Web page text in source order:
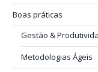
Boas práticas
Gestão &
Metodologias Ágeis